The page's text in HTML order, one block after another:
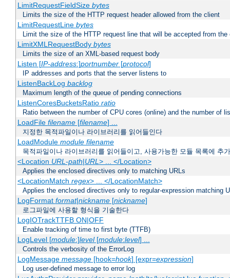
LimitRequestFieldSize bytes
Limits the size of the HTTP request header allowed from the client
LimitRequestLine bytes
Limit the size of the HTTP request line that will be accepted from the
LimitXMLRequestBody bytes
Limits the size of an XML-based request body
Listen [IP-address:]portnumber[protocol]
IP addresses and ports that the server listens to
ListenBackLog backlog
Maximum length of the queue of pending connections
ListenCoresBucketsRatio ratio
Ratio between the number of CPU cores (online) and the number of
LoadFile filename[filename] ...
지정한 목적파일이나 라이브러리를 읽어들인다
LoadModule module filename
목적파일이나 라이브러리를 읽어들이고, 사용가능한 모듈 목록에 추
<Location URL-path|URL> ... </Location>
Applies the enclosed directives only to matching URLs
<LocationMatch regex> ... </LocationMatch>
Applies the enclosed directives only to regular-expression matching
LogFormat format|nickname[nickname]
로그파일에 사용할 형식을 기술한다
LogIOTrackTTFB ON|OFF
Enable tracking of time to first byte (TTFB)
LogLevel [module:]level[module:level] ...
Controls the verbosity of the ErrorLog
LogMessage message[hook=hook] [expr=expression]
Log user-defined message to error log